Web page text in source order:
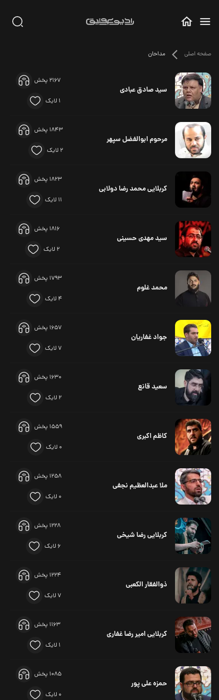
صفحه اصلی مداحان
سید صادق عبادی
2167 پخش
1 لایک
مرحوم ابوالفضل سپهر
1843 پخش
2 لایک
کربلایی محمد رضا دولابی
1823 پخش
11 لایک
سید مهدی حسینی
1816 پخش
2 لایک
محمد غلوم
1793 پخش
4 لایک
جواد غفاریان
1657 پخش
7 لایک
سعید قانع
1630 پخش
2 لایک
کاظم اکبری
1559 پخش
0 لایک
ملا عبدالعظیم نجفی
1258 پخش
0 لایک
کربلایی رضا شیخی
1228 پخش
6 لایک
ذوالفقار الکعبی
1224 پخش
7 لایک
کربلایی امیر رضا غفاری
1163 پخش
1 لایک
حمزه علی پور
1085 پخش
0 لایک